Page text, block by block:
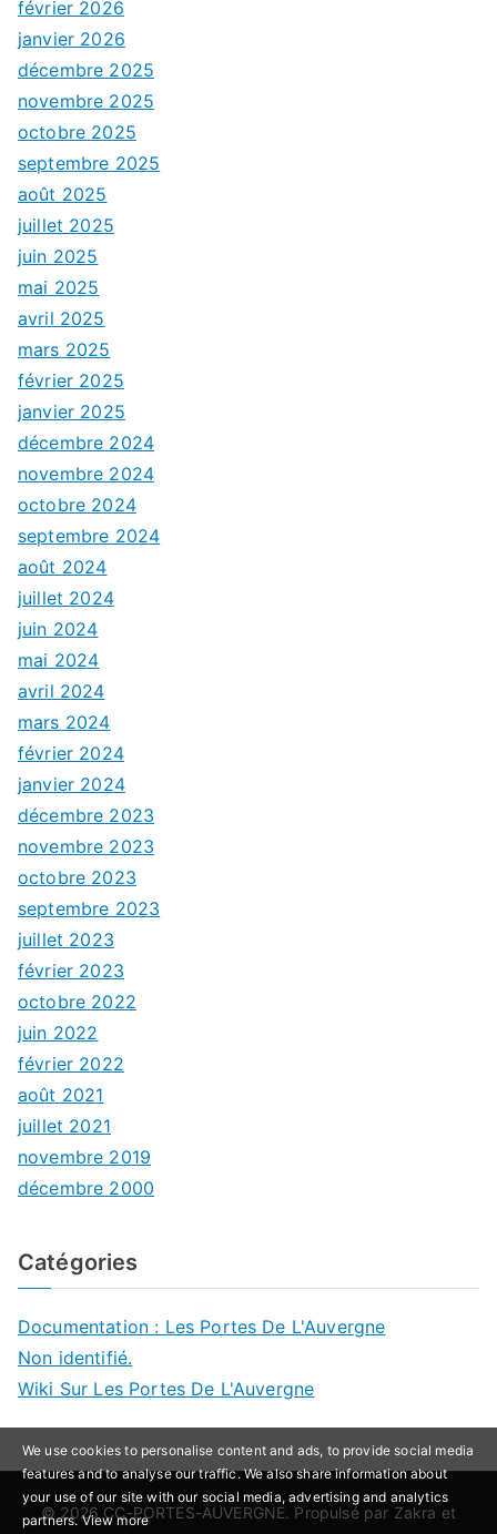
février 2026
janvier 2026
décembre 2025
novembre 2025
octobre 2025
septembre 2025
août 2025
juillet 2025
juin 2025
mai 2025
avril 2025
mars 2025
février 2025
janvier 2025
décembre 2024
novembre 2024
octobre 2024
septembre 2024
août 2024
juillet 2024
juin 2024
mai 2024
avril 2024
mars 2024
février 2024
janvier 2024
décembre 2023
novembre 2023
octobre 2023
septembre 2023
juillet 2023
février 2023
octobre 2022
juin 2022
février 2022
août 2021
juillet 2021
novembre 2019
décembre 2000
Catégories
Documentation : Les Portes De L'Auvergne
Non identifié.
Wiki Sur Les Portes De L'Auvergne
© 2026 CC-PORTES-AUVERGNE. Propulsé par Zakra et
We use cookies to personalise content and ads, to provide social media
features and to analyse our traffic. We also share information about
your use of our site with our social media, advertising and analytics
partners.View more